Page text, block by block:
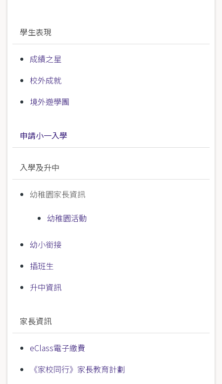
學生表現
成績之星
校外成就
境外遊學團
申請小一入學
入學及升中
幼稚園家長資訊
幼稚園活動
幼小銜接
插班生
升中資訊
家長資訊
eClass電子繳費
《家校同行》家長教育計劃